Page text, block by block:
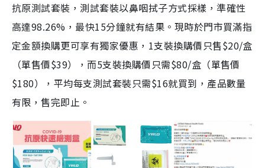
抗原測試套裝，測試套裝以鼻咽拭子方式採樣，準確性
高達98.26%，最快15分鐘就有結果。現時於門市買滿指
定金額換購更可享有獨家優惠，1支裝換購價只售$20/盒
（單售價$39），而5支裝換購價只需$80/盒（單售價
$180），平均每支測試套裝只需$16就買到，產品數量
有限，售完即止。